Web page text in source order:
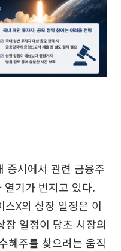
증시에서 관련 금융주
기가 번지고 있다.
X의 상장 일정은 이
일정이 당초 시장의
혜주를 찾으려는 움직